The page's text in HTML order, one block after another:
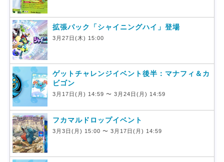
拡張パック「シャイニングハイ」登場
3月27日(木) 15:00
ゲットチャレンジイベント後半：マナフィ＆カ
ビゴン
3月17日(月) 14:59 〜 3月24日(月) 14:59
フカマルドロップイベント
3月3日(月) 15:00 〜 3月17日(月) 14:59